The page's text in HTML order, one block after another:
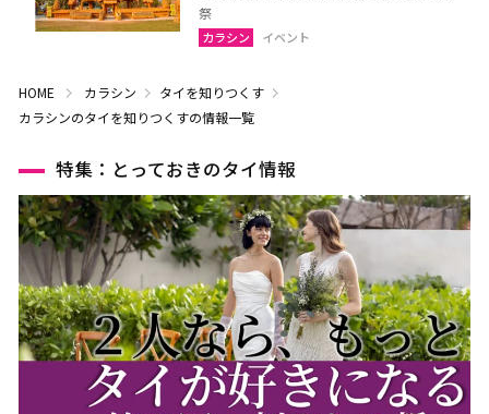
祭
カラシン イベント
HOME カラシン
タイを知りつくす
カラシンのタイを知りつくすの情報一覧
特集：とっておきのタイ情報